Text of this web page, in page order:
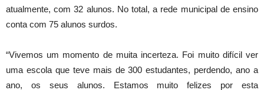
atualmente, com 32 alunos. No total, a rede municipal de ensino
conta com 75 alunos surdos.
“Vivemos um momento de muita incerteza. Foi muito difícil ver
uma escola que teve mais de 300 estudantes, perdendo, ano a
ano, os seus alunos. Estamos muito felizes por esta